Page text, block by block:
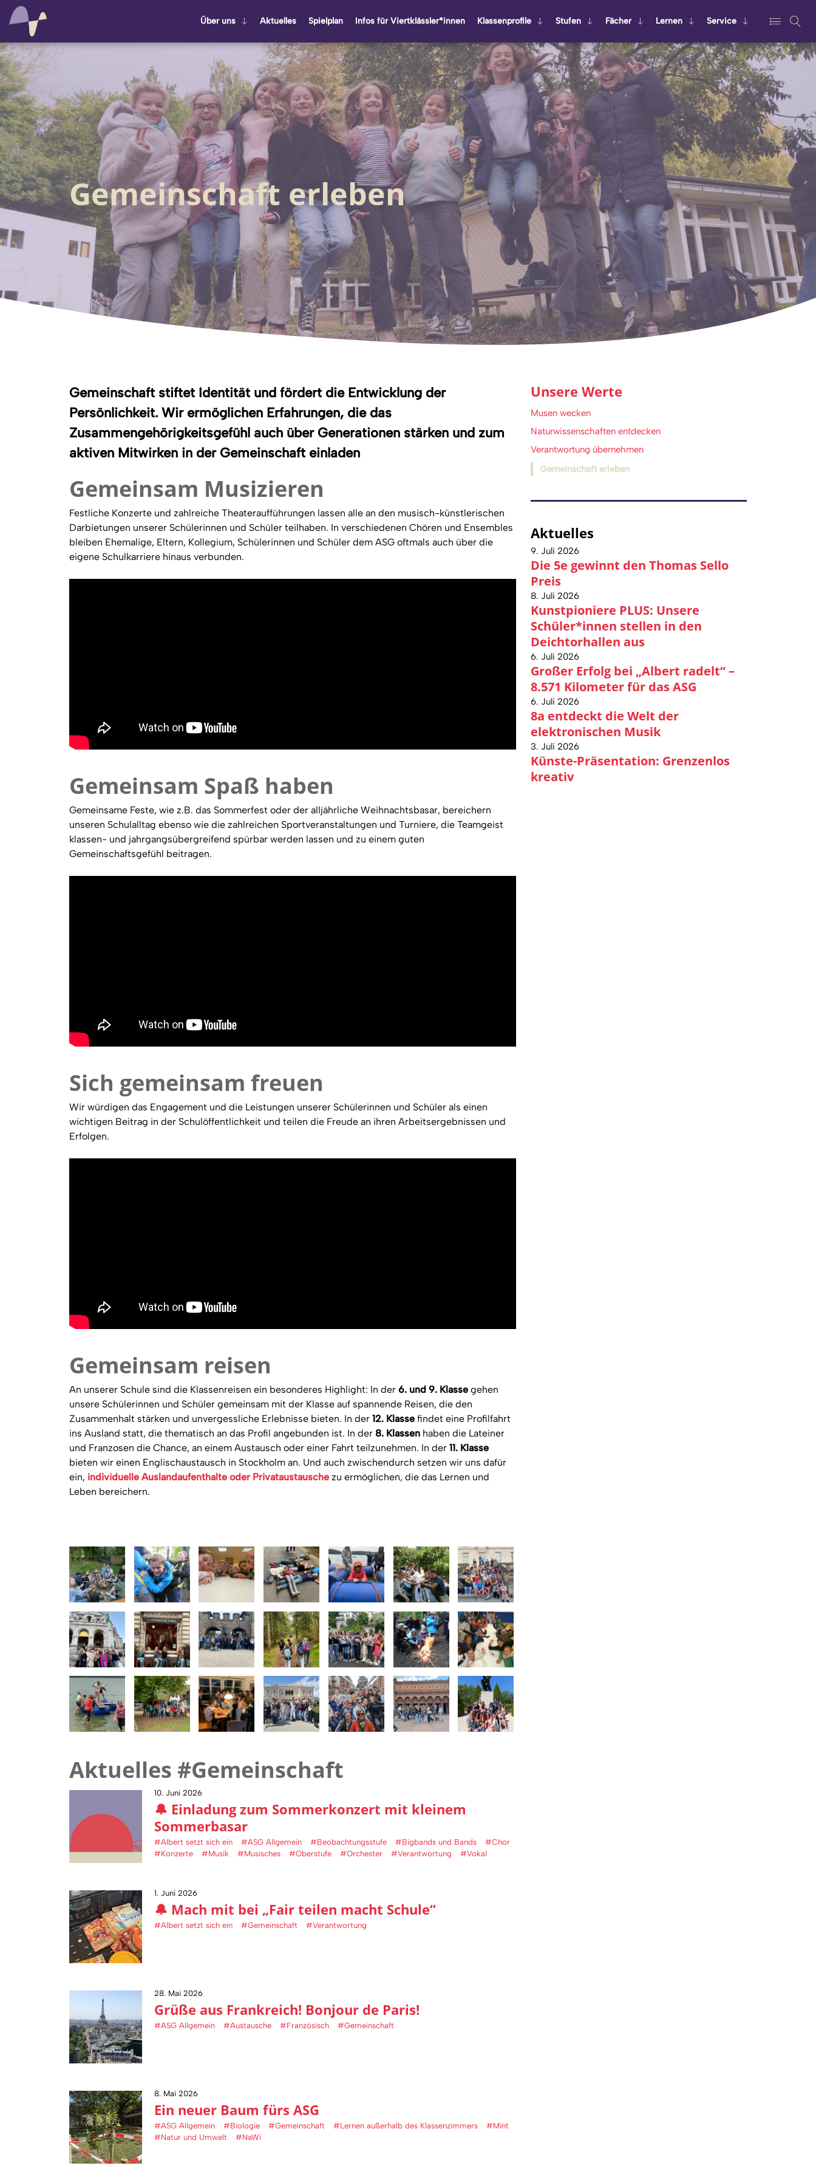
Über uns Ak­tu­el­les Spiel­plan Infos für Viert­kläss­ler*innen Klas­sen­pro­fi­le Stu­fen Fä­cher Ler­nen Ser­vice
Gemeinschaft erleben
Gemeinschaft stiftet Identität und fördert die Entwicklung der
Persönlichkeit. Wir ermöglichen Erfahrungen, die das
Zusammengehörigkeitsgefühl auch über Generationen stärken und zum
aktiven Mitwirken in der Gemeinschaft einladen
Gemeinsam Musizieren
Festliche Konzerte und zahlreiche Theateraufführungen lassen alle an den musisch-künstlerischen
Darbietungen unserer Schülerinnen und Schüler teilhaben. In verschiedenen Chören und Ensembles
bleiben Ehemalige, Eltern, Kollegium, Schülerinnen und Schüler dem ASG oftmals auch über die
eigene Schulkarriere hinaus verbunden.
Gemeinsam Spaß haben
Gemeinsame Feste, wie z.B. das Sommerfest oder der alljährliche Weihnachtsbasar, bereichern
unseren Schulalltag ebenso wie die zahlreichen Sportveranstaltungen und Turniere, die Teamgeist
klassen- und jahrgangsübergreifend spürbar werden lassen und zu einem guten
Gemeinschaftsgefühl beitragen.
Sich gemeinsam freuen
Wir würdigen das Engagement und die Leistungen unserer Schülerinnen und Schüler als einen
wichtigen Beitrag in der Schulöffentlichkeit und teilen die Freude an ihren Arbeitsergebnissen und
Erfolgen.
Gemeinsam reisen
An unserer Schule sind die Klassenreisen ein besonderes Highlight: In der 6. und 9. Klasse gehen
unsere Schülerinnen und Schüler gemeinsam mit der Klasse auf spannende Reisen, die den
Zusammenhalt stärken und unvergessliche Erlebnisse bieten. In der 12. Klasse findet eine Profilfahrt
ins Ausland statt, die thematisch an das Profil angebunden ist. In der 8. Klassen haben die Lateiner
und Franzosen die Chance, an einem Austausch oder einer Fahrt teilzunehmen. In der 11. Klasse
bieten wir einen Englischaustausch in Stockholm an. Und auch zwischendurch setzen wir uns dafür
ein, individuelle Auslandaufenthalte oder Privataustausche zu ermöglichen, die das Lernen und
Leben bereichern.
Aktuelles #Gemeinschaft
10. Juni 2026
🔔 Einladung zum Sommerkonzert mit kleinem
Sommerbasar
#Albert setzt sich ein #ASG Allgemein #Beobachtungsstufe #Bigbands und Bands
#Chor
#Konzerte
#Musik #Musisches #Oberstufe #Orchester #Verantwortung #Vokal
1. Juni 2026
🔔 Mach mit bei „Fair teilen macht Schule“
#Albert setzt sich ein #Gemeinschaft #Verantwortung
28. Mai 2026
Grüße aus Frankreich! Bonjour de Paris!
#ASG Allgemein #Austausche #Französisch #Gemeinschaft
8. Mai 2026
Ein neuer Baum fürs ASG
#ASG Allgemein #Biologie #Gemeinschaft #Lernen außerhalb des Klassenzimmers
#Mint
#Natur und Umwelt
#NaWi
Unsere Werte
Musen wecken
Naturwissenschaften entdecken
Verantwortung übernehmen
Gemeinschaft erleben
Aktuelles
9. Juli 2026
Die 5e gewinnt den Thomas Sello
Preis
8. Juli 2026
Kunstpioniere PLUS: Unsere
Schüler*innen stellen in den
Deichtorhallen aus
6. Juli 2026
Großer Erfolg bei „Albert radelt“ –
8.571 Kilometer für das ASG
6. Juli 2026
8a entdeckt die Welt der
elektronischen Musik
3. Juli 2026
Künste-Präsentation: Grenzenlos
kreativ